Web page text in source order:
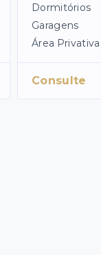
Dormitórios
Garagens
Área Privativa
Consulte